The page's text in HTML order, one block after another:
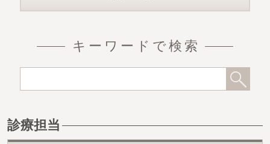
キーワードで検索
診療担当